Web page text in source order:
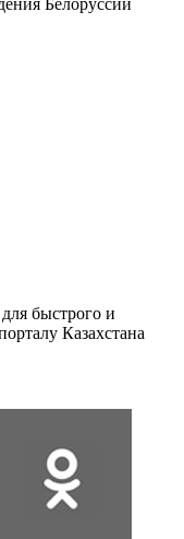
Белоруссии
быстрого и
Казахстана